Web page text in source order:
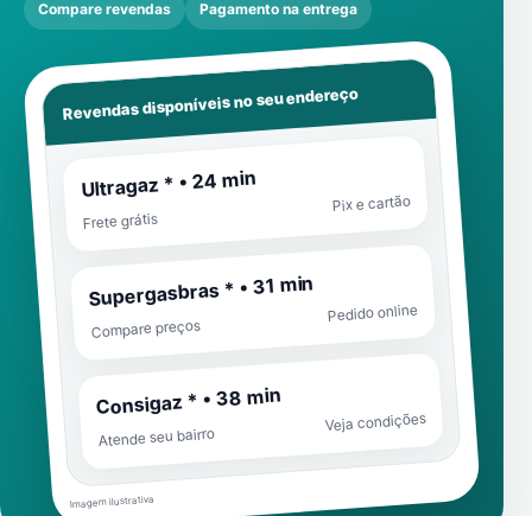
Compare revendas Pagamento na entrega
Revendas disponíveis no seu endereço
Ultragaz * • 24 min
Frete grátis
Pix e cartão
Supergasbras * • 31 min
Compare preços
Pedido online
Consigaz * • 38 min
Atende seu bairro
Veja condições
Imagem ilustrativa